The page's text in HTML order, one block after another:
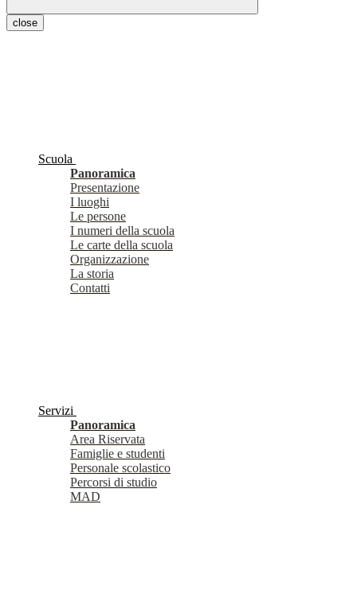
close
Scuola
Panoramica
Presentazione
I luoghi
Le persone
I numeri della scuola
Le carte della scuola
Organizzazione
La storia
Contatti
Servizi
Panoramica
Area Riservata
Famiglie e studenti
Personale scolastico
Percorsi di studio
MAD